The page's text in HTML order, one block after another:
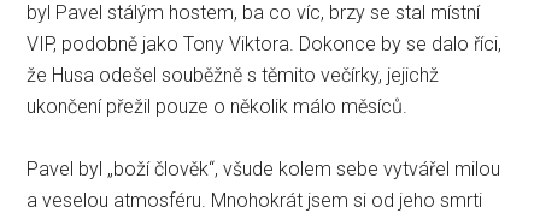
byl Pavel stálým hostem, ba co víc, brzy se stal místní
VIP, podobně jako Tony Viktora. Dokonce by se dalo říci,
že Husa odešel souběžně s těmito večírky, jejichž
ukončení přežil pouze o několik málo měsíců.
Pavel byl „boží člověk“, všude kolem sebe vytvářel milou
a veselou atmosféru. Mnohokrát jsem si od jeho smrti